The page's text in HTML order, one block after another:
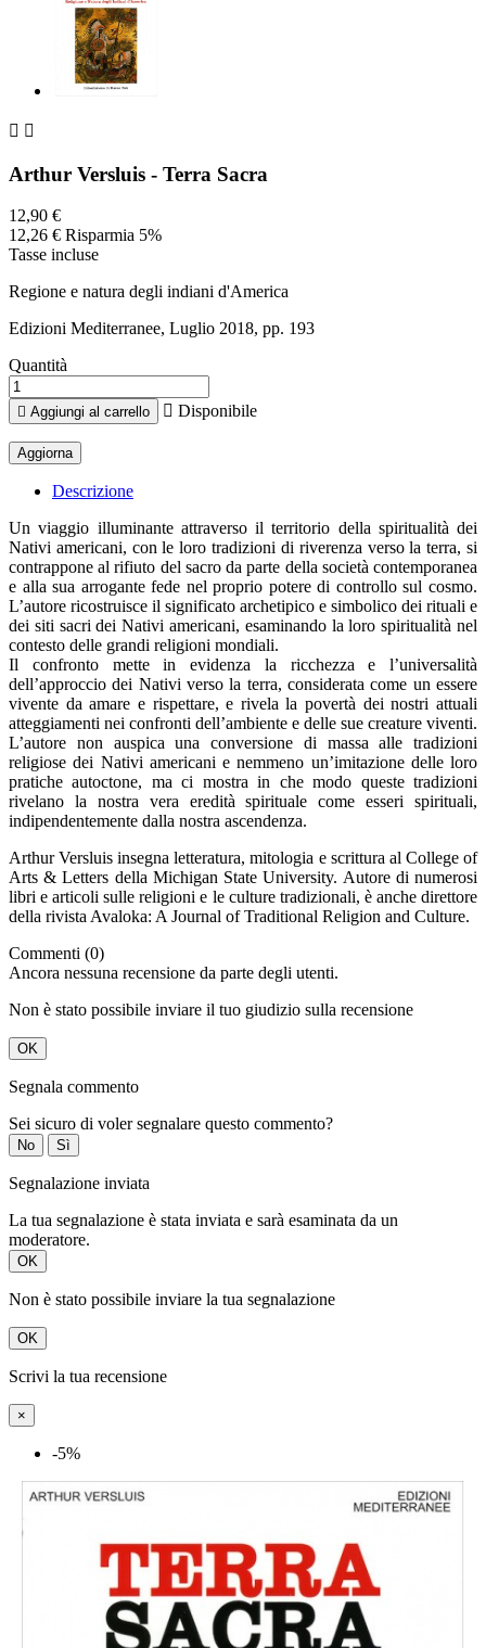
 
Arthur Versluis - Terra Sacra
12,90 €
12,26 € Risparmia 5%
Tasse incluse
Regione e natura degli indiani d'America
Edizioni Mediterranee, Luglio 2018, pp. 193
Quantità
 Aggiungi al carrello  Disponibile
Descrizione
Un viaggio illuminante attraverso il territorio della spiritualità dei
Nativi americani, con le loro tradizioni di riverenza verso la terra, si
contrappone al rifiuto del sacro da parte della società contemporanea
e alla sua arrogante fede nel proprio potere di controllo sul cosmo.
L’autore ricostruisce il significato archetipico e simbolico dei rituali e
dei siti sacri dei Nativi americani, esaminando la loro spiritualità nel
contesto delle grandi religioni mondiali.
Il confronto mette in evidenza la ricchezza e l’universalità
dell’approccio dei Nativi verso la terra, considerata come un essere
vivente da amare e rispettare, e rivela la povertà dei nostri attuali
atteggiamenti nei confronti dell’ambiente e delle sue creature viventi.
L’autore non auspica una conversione di massa alle tradizioni
religiose dei Nativi americani e nemmeno un’imitazione delle loro
pratiche autoctone, ma ci mostra in che modo queste tradizioni
rivelano la nostra vera eredità spirituale come esseri spirituali,
indipendentemente dalla nostra ascendenza.
Arthur Versluis insegna letteratura, mitologia e scrittura al College of
Arts & Letters della Michigan State University. Autore di numerosi
libri e articoli sulle religioni e le culture tradizionali, è anche direttore
della rivista Avaloka: A Journal of Traditional Religion and Culture.
Commenti (0)
Ancora nessuna recensione da parte degli utenti.
Non è stato possibile inviare il tuo giudizio sulla recensione
OK
Segnala commento
Sei sicuro di voler segnalare questo commento?
No Sì
Segnalazione inviata
La tua segnalazione è stata inviata e sarà esaminata da un
moderatore.
OK
Non è stato possibile inviare la tua segnalazione
OK
Scrivi la tua recensione
×
-5%